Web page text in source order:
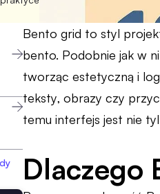
Bento grid to styl
bento. Podobnie jak w
tworząc estetyczną i
teksty, obrazy czy
temu interfejs jest nie
Dlaczego